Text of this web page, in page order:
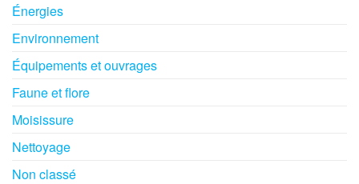
Énergies
Environnement
Équipements et ouvrages
Faune et flore
Moisissure
Nettoyage
Non classé